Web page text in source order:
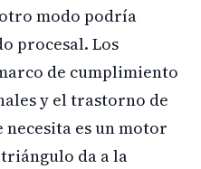
modo podría
procesal. Los
de cumplimiento
y el trastorno de
necesita es un motor
da a la